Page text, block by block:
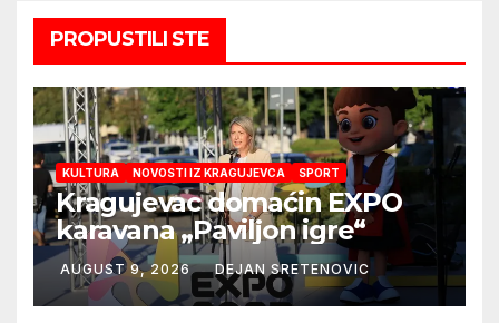
PROPUSTILI STE
KULTURA NOVOSTI IZ KRAGUJEVCA SPORT
Kragujevac domaćin EXPO
karavana „Paviljon igre“
AUGUST 9, 2026 DEJAN SRETENOVIC